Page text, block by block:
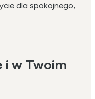
dla spokojnego,
i w Twoim